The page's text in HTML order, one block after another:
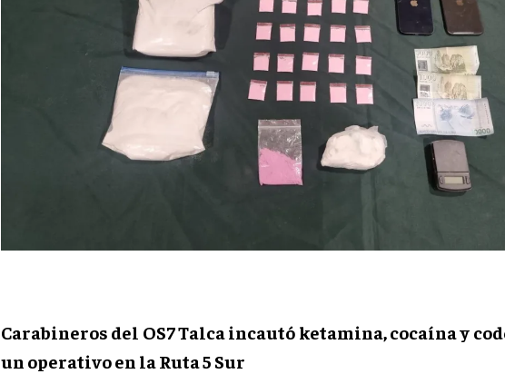
Carabineros del OS7 Talca incautó ketamina, cocaína y
un operativo en la Ruta 5 Sur